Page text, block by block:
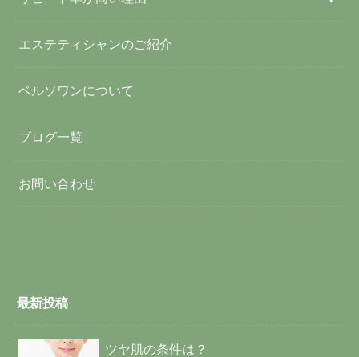
エステティシャンのご紹介
ベルソワンについて
ブログ一覧
お問い合わせ
最新投稿
ツヤ肌の条件は？